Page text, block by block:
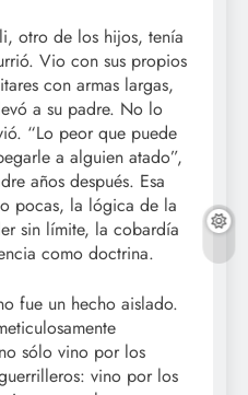
otro de los hijos, tenía
Vio con sus propios
con armas largas,
a su padre. No lo
“Lo peor que puede
a alguien atado”,
años después. Esa
pocas, la lógica de la
sin límite, la cobardía
como doctrina.
fue un hecho aislado.
sólo vino por los
vino por los